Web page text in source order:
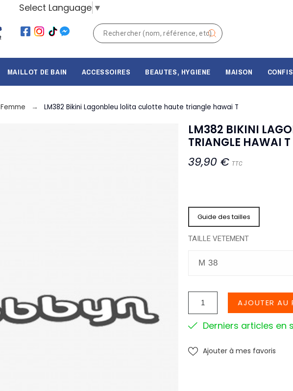
Select Language ▼
MAILLOT DE BAIN ACCESSOIRES BEAUTES, HYGIENE MAISON
Femme LM382 Bikini Lagonbleu lolita culotte haute triangle hawai T
LM382 BIKINI
TRIANGLE HAWAI T
39,90 € TTC
Guide des tailles
TAILLE VETEMENT
AJOUTER AU
Derniers articles en
Ajouter à mes favoris